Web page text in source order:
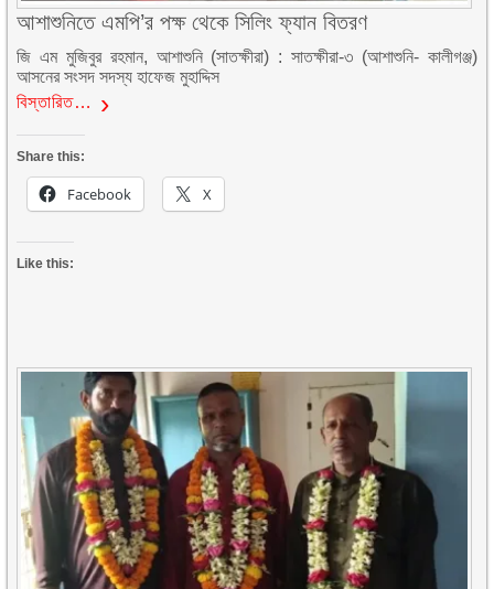
আশাশুনিতে এমপি’র পক্ষ থেকে সিলিং ফ্যান বিতরণ
জি এম মুজিবুর রহমান, আশাশুনি (সাতক্ষীরা) : সাতক্ষীরা-৩ (আশাশুনি- কালীগঞ্জ)
আসনের সংসদ সদস্য হাফেজ মুহাদ্দিস
বিস্তারিত…
Share this:
Facebook X
Like this: